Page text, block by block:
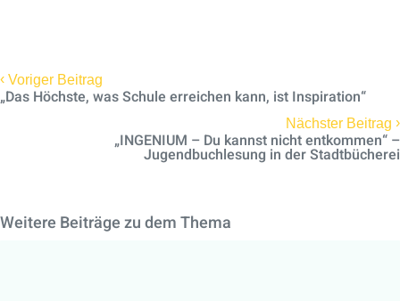
‹ Voriger Beitrag
„Das Höchste, was Schule erreichen kann, ist Inspiration“
Nächster Beitrag ›
„INGENIUM – Du kannst nicht entkommen“ –
Jugendbuchlesung in der Stadtbücherei
Weitere Beiträge zu dem Thema